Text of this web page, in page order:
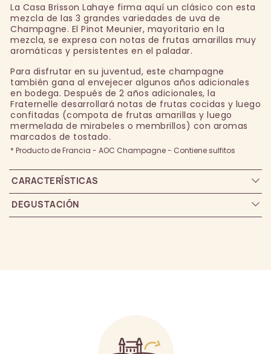
La Casa Brisson Lahaye firma aquí un clásico con esta
mezcla de las 3 grandes variedades de uva de
Champagne. El Pinot Meunier, mayoritario en la
mezcla, se expresa con notas de frutas amarillas muy
aromáticas y persistentes en el paladar.
Para disfrutar en su juventud, este champagne
también gana al envejecer algunos años adicionales
en bodega. Después de 2 años adicionales, la
Fraternelle desarrollará notas de frutas cocidas y luego
confitadas (compota de frutas amarillas y luego
mermelada de mirabeles o membrillos) con aromas
marcados de tostado.
* Producto de Francia - AOC Champagne - Contiene sulfitos
CARACTERÍSTICAS
DEGUSTACIÓN